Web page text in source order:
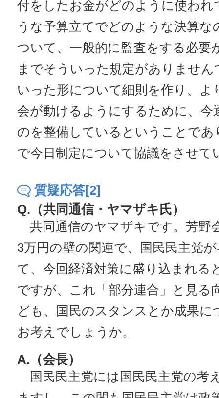
付をしたお金がどのように使われ
うな予算立てでどのような決算
ついて、一般的に監査をする必要
までそういった規定がありませ
いった形について細則を作り、よ
会が動けるようにするために、今
のを整備しているということであ
で今日制定について協議をさせて
質疑応答[2]
Q.（共同通信・ヤマザキ氏）
共同通信のヤマザキです。芳野
3万円の壁の関連で、国民民主党
て、今回経済対策に盛り込まれる
ですが、これ「部分連合」と見る
ども、国民のスタンスとか成果
お考えでしょうか。
A.（会長）
国民民主党には国民民主党の考